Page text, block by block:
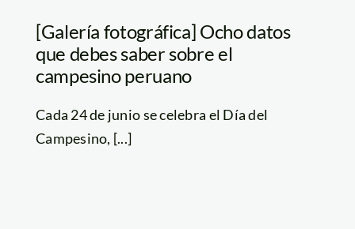
[Galería fotográfica] Ocho datos
que debes saber sobre el
campesino peruano
Cada 24 de junio se celebra el Día del
Campesino, [...]